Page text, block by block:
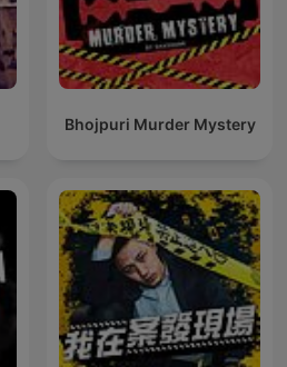
Bhojpuri Murder Mystery